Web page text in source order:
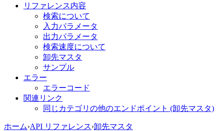
リファレンス内容
検索について
入力パラメータ
出力パラメータ
検索速度について
卸先マスタ
サンプル
エラー
エラーコード
関連リンク
同じカテゴリの他のエンドポイント (卸先マスタ)
ホーム›API リファレンス›卸先マスタ